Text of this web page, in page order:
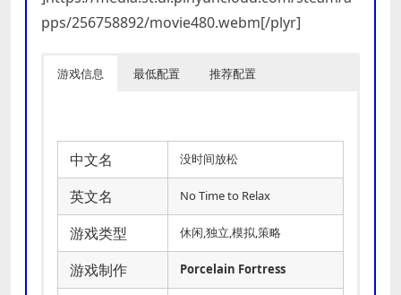
pps/256758892/movie480.webm[/plyr]
游戏信息 最低配置 推荐配置
中文名 没时间放松
英文名 No Time to Relax
游戏类型 休闲,独立,模拟,策略
游戏制作 Porcelain Fortress